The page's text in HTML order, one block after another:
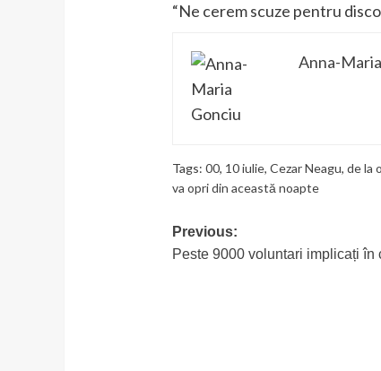
“Ne cerem scuze pentru
Anna-
Tags:00, 10 iulie,Cezar Neagu,de la
va opri din această noapte
Post
navigation
Previous:
Peste 9000 voluntari implicați în